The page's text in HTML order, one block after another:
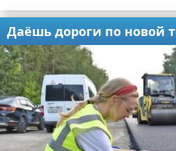
Даёшь дороги по новой